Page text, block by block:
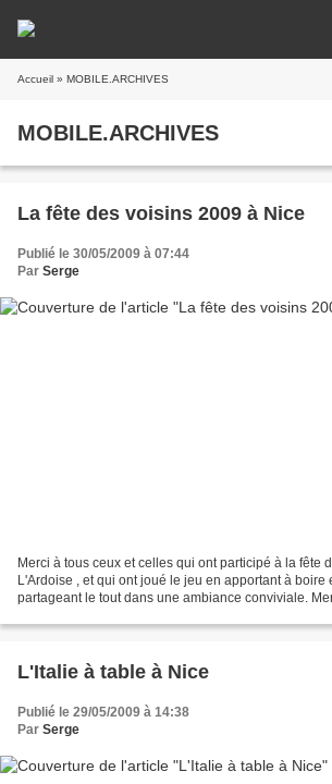
Accueil » MOBILE.ARCHIVES
MOBILE.ARCHIVES
La fête des voisins 2009 à Nice
Publié le 30/05/2009 à 07:44
Par Serge
Merci à tous ceux et celles qui ont participé à la fête
L'Ardoise , et qui ont joué le jeu en apportant à boire
partageant le tout dans une ambiance conviviale.
L'Italie à table à Nice
Publié le 29/05/2009 à 14:38
Par Serge